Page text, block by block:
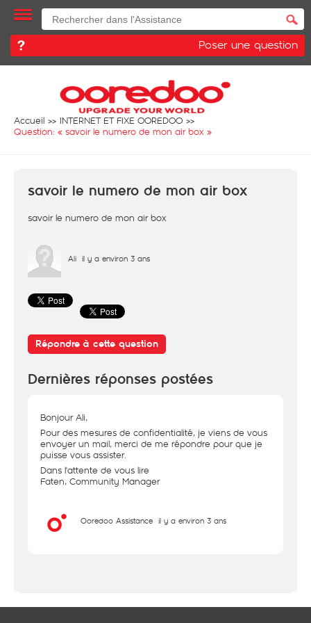
Poser une question
Accueil
INTERNET ET FIXE OOREDOO
Question: « savoir le numero de mon air box »
savoir le numero de mon air box
savoir le numero de mon air box
Ali il y a environ 3 ans
Répondre à cette question
Dernières réponses postées
Bonjour Ali,
Pour des mesures de confidentialité, je viens de vous
envoyer un mail, merci de me répondre pour que je
puisse vous assister.
Dans l'attente de vous lire
Faten, Community Manager
Ooredoo Assistance il y a environ 3 ans